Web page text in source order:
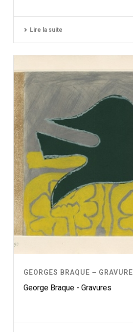
Lire la suite
GEORGES BRAQUE – GRAVURE
George Braque - Gravures